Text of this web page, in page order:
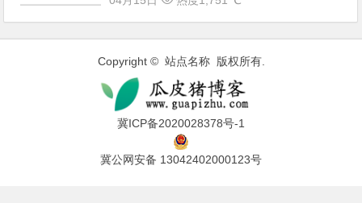
Copyright © 站点名称 版权所有.
冀ICP备2020028378号-1
冀公网安备 13042402000123号